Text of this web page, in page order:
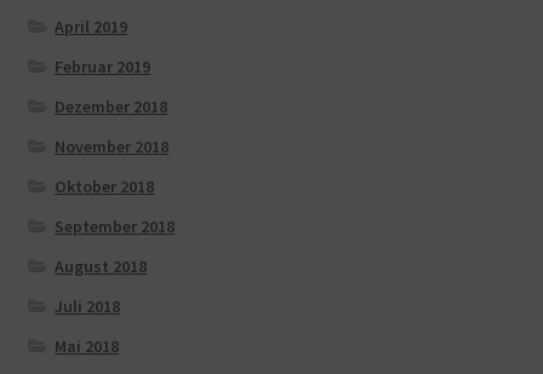
April 2019
Februar 2019
Dezember 2018
November 2018
Oktober 2018
September 2018
August 2018
Juli 2018
Mai 2018